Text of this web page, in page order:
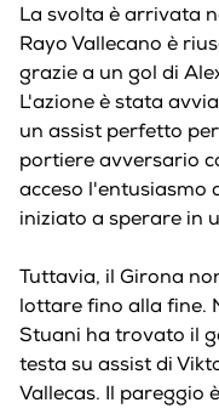
La svolta è arrivata
Rayo Vallecano è
grazie a un gol di
L'azione è stata
un assist perfetto
portiere avversario
acceso l'entusiasmo
iniziato a sperare in
Tuttavia, il Girona
lottare fino alla fine.
Stuani ha trovato il
testa su assist di
Vallecas. Il pareggio